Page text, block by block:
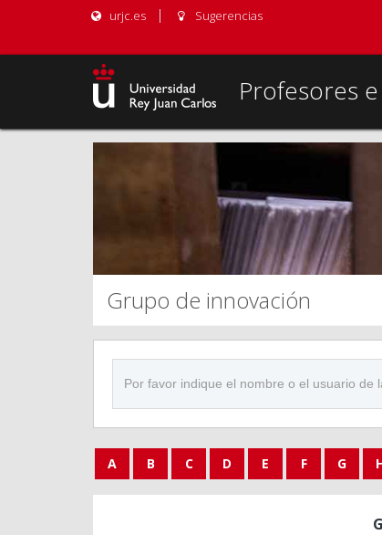
urjc.es Sugerencias
Profesores
Grupo de innovación
A B C D E F G